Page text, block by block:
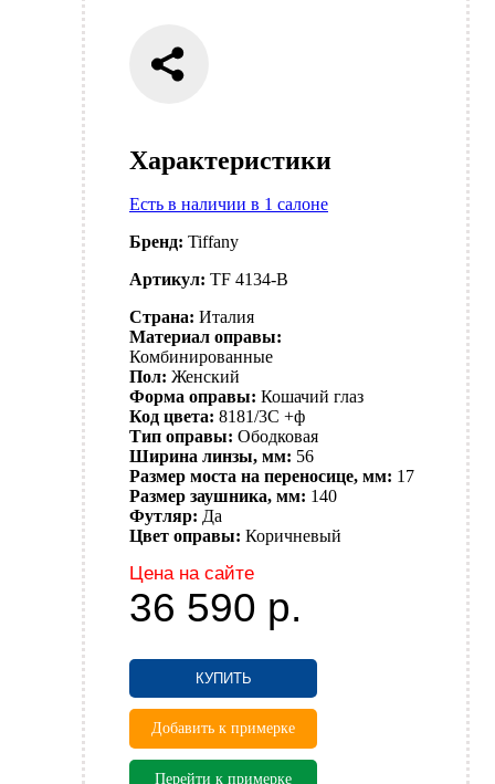
Характеристики
Есть в наличии в 1 салоне
Бренд: Tiffany
Артикул: TF 4134-B
Страна: Италия
Материал оправы:
Комбинированные
Пол: Женский
Форма оправы: Кошачий глаз
Код цвета: 8181/3C +ф
Тип оправы: Ободковая
Ширина линзы, мм: 56
Размер моста на переносице, мм: 17
Размер заушника, мм: 140
Футляр: Да
Цвет оправы: Коричневый
Цена на сайте
36 590 р.
КУПИТЬ
Добавить к примерке
Перейти к примерке